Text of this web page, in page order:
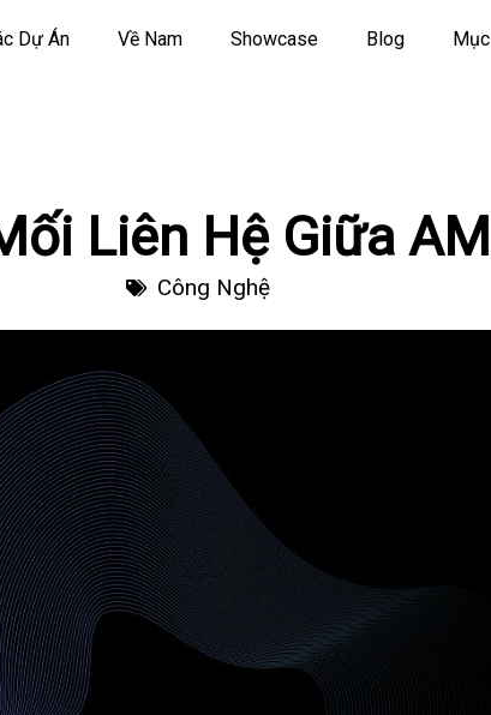
Dự Án Về Nam Showcase Blog
Liên Hệ Giữa
Công Nghệ